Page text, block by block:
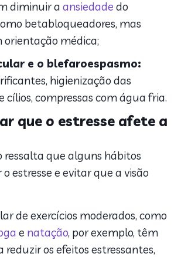
diminuir aansiedade do
betabloqueadores, mas
orientação médica;
e o blefaroespasmo:
higienização das
cílios, compressas com água fria.
que o estresse afete a
ressalta que alguns hábitos
estresse e evitar que a visão
de exercícios moderados, como
e natação, por exemplo, têm
reduzir os efeitos estressantes,